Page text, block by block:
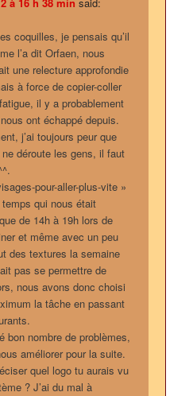
à 16 h 38 min said:
coquilles, je pensais qu’il
l’a dit Orfaen, nous
une relecture approfondie
à force de copier-coller
il y a probablement
ont échappé depuis.
j’ai toujours peur que
déroute les gens, il faut
pour-aller-plus-vite »
qui nous était
de 14h à 19h lors de
et même avec un peu
des textures la semaine
pas se permettre de
nous avons donc choisi
la tâche en passant
bon nombre de problèmes,
améliorer pour la suite.
quel logo tu aurais vu
? J’ai du mal à